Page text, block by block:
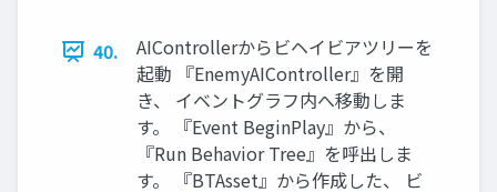
40.
AIControllerからビヘイビアツリーを
起動 『EnemyAIController』を開
き、 イベントグラフ内へ移動しま
す。 『Event BeginPlay』から、
『Run Behavior Tree』を呼出しま
す。 『BTAsset』から作成した、 ビ